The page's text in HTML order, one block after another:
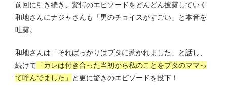
前回に引き続き、驚愕のエピソードをどんどん披露していく
和地さんにナジャさんも「男のチョイスがすごい」と本音を
吐露。
和地さんは「そればっかりはブタに惹かれました」と話し、
続けて 「カレは付き合った当初から私のことをブタのママっ
て呼んでました」
と更に驚きのエピソードを投下！